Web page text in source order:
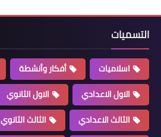
التسميات
اسلاميات أفكار وأنشطة
الاول الاعدادي
الاول الثانوي
الثالث الاعدادي
الثالث الثانوي